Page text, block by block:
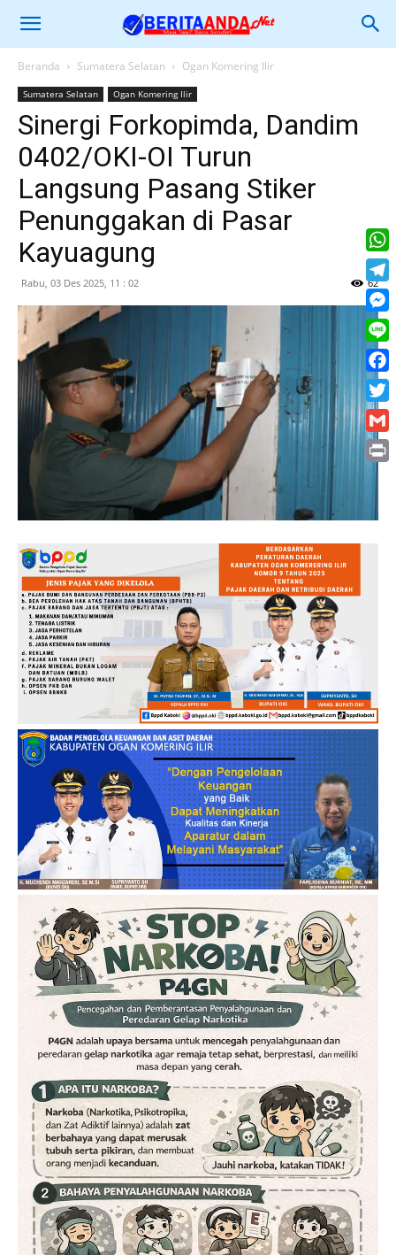
Beranda Sumatera Selatan Ogan Komering Ilir
Sumatera Selatan Ogan Komering Ilir
Sinergi Forkopimda, Dandim
0402/OKI-OI Turun
Langsung Pasang Stiker
Penunggakan di Pasar
Kayuagung
Rabu, 03 Des 2025, 11 : 02 62
Line
Print